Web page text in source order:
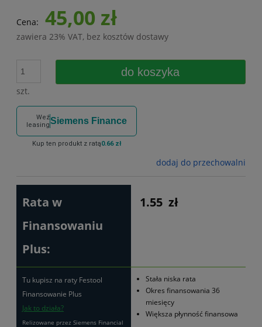
Cena: 45,00 zł
zawiera 23% VAT, bez kosztów dostawy
szt.
do koszyka
Weź
leasingSiemens Finance
Kup ten produkt z ratą0.66 zł
dodaj do przechowalni
Rata w
Finansowaniu
Plus:
1.55 zł
Tu kupisz na raty Festool
Finansowanie Plus
Jak to działa?
Relizowane przez Siemens Financial
Stała niska rata
Okres finansowania 36
miesięcy
Większa płynność finansowa